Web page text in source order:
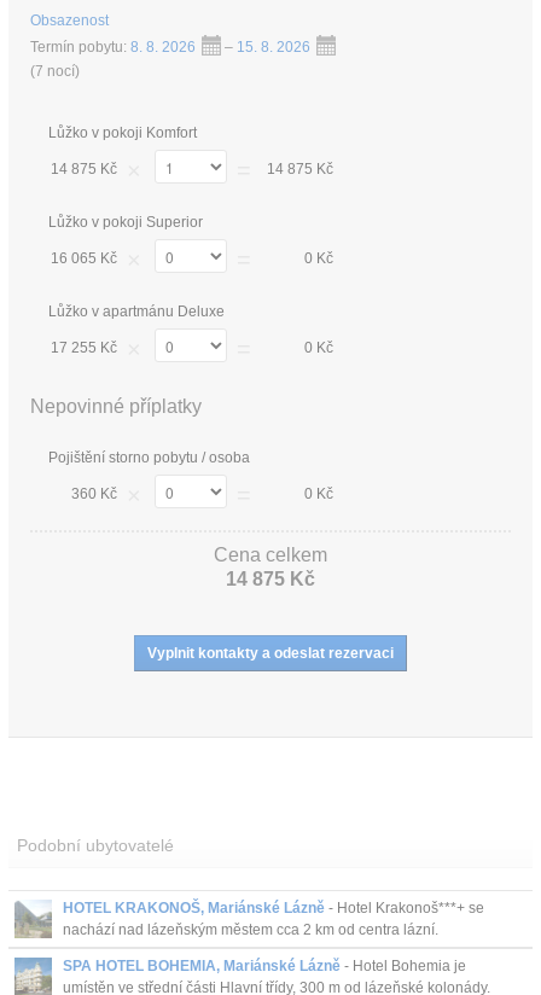
Obsazenost
Termín pobytu: 8. 8. 2026 – 15. 8. 2026
(7 nocí)
Lůžko v pokoji Komfort
14 875 Kč 14 875 Kč
Lůžko v pokoji Superior
16 065 Kč 0 Kč
Lůžko v apartmánu Deluxe
17 255 Kč 0 Kč
Nepovinné příplatky
Pojištění storno pobytu / osoba
360 Kč 0 Kč
Cena celkem
14 875 Kč
Podobní ubytovatelé
HOTEL KRAKONOŠ, Mariánské Lázně - Hotel Krakonoš***+ se
nachází nad lázeňským městem cca 2 km od centra lázní.
SPA HOTEL BOHEMIA, Mariánské Lázně - Hotel Bohemia je
umístěn ve střední části Hlavní třídy, 300 m od lázeňské kolonády.